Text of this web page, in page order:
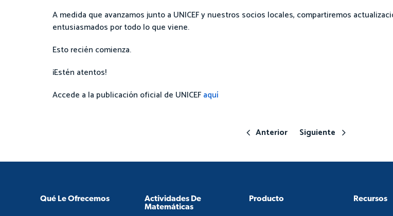
A medida que avanzamos junto a UNICEF y nuestros socios locales, compartiremos
entusiasmados por todo lo que viene.
Esto recién comienza.
¡Estén atentos!
Accede a la publicación oficial de UNICEFaquí
Anterior Siguiente
Qué Le Ofrecemos
Actividades De
Matemáticas
Producto Recursos